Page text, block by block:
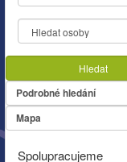
Hledat
Podrobné hledání
Mapa
Spolupracujeme